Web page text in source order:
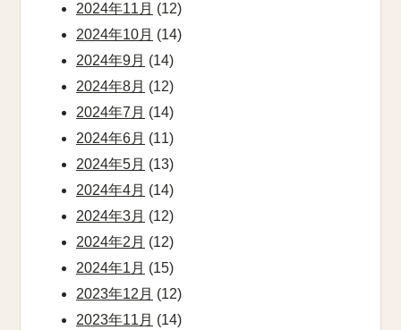
2024年11月 (12)
2024年10月 (14)
2024年9月 (14)
2024年8月 (12)
2024年7月 (14)
2024年6月 (11)
2024年5月 (13)
2024年4月 (14)
2024年3月 (12)
2024年2月 (12)
2024年1月 (15)
2023年12月 (12)
2023年11月 (14)